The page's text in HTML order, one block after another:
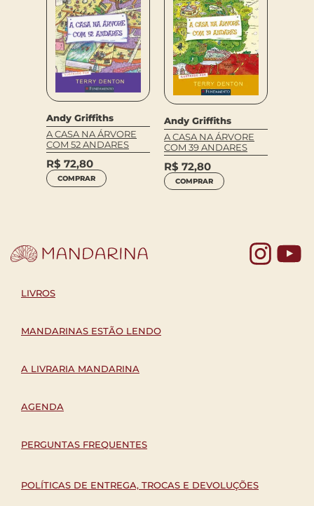
Andy Griffiths
A CASA NA ÁRVORE
COM 52 ANDARES
R$ 72,80
COMPRAR
Andy Griffiths
A CASA NA ÁRVORE
COM 39 ANDARES
R$ 72,80
COMPRAR
LIVROS
MANDARINAS ESTÃO LENDO
A LIVRARIA MANDARINA
AGENDA
PERGUNTAS FREQUENTES
POLÍTICAS DE ENTREGA, TROCAS E DEVOLUÇÕES